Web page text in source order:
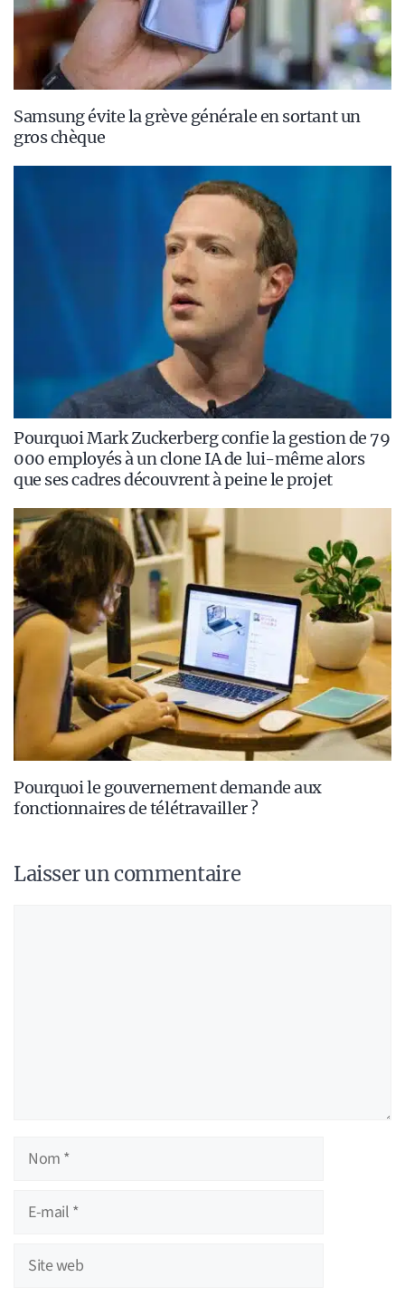
Samsung évite la grève générale en sortant un
gros chèque
Pourquoi Mark Zuckerberg confie la gestion de 79
000 employés à un clone IA de lui-même alors
que ses cadres découvrent à peine le projet
Pourquoi le gouvernement demande aux
fonctionnaires de télétravailler ?
Laisser un commentaire
Nom
Site
web